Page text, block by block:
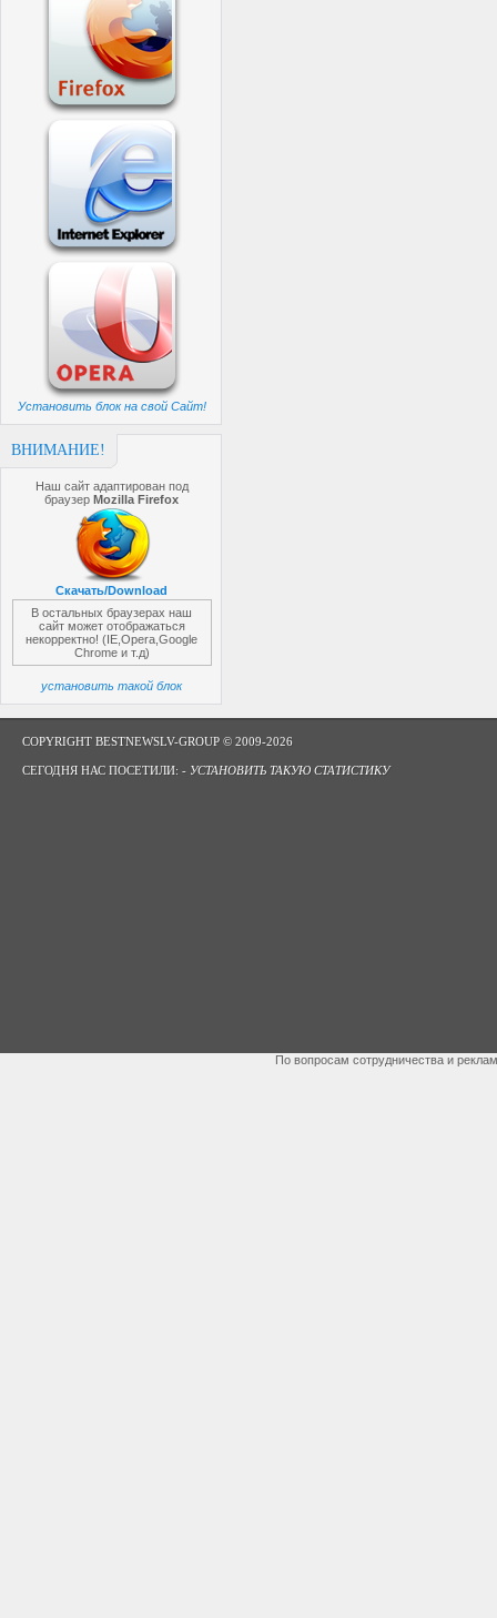
Установить блок на свой Сайт!
ВНИМАНИЕ!
Наш сайт адаптирован под
браузерMozilla Firefox
Скачать/Download
В остальных браузерах наш
сайт может отображаться
некорректно! (IE,Opera,Google
Chrome и т.д)
установить такой блок
COPYRIGHT BESTNEWSLV-GROUP © 2009-2026
СЕГОДНЯ НАС ПОСЕТИЛИ: - УСТАНОВИТЬ ТАКУЮ СТАТИСТИКУ
По вопросам сотрудничества и